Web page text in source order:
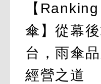
【
傘】從幕
台，雨傘
經營之道